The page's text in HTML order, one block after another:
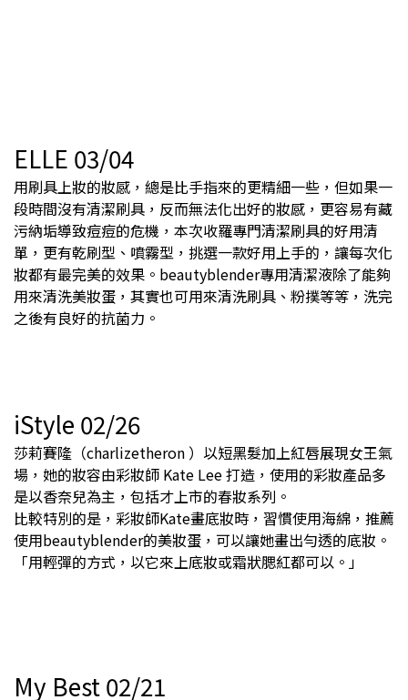
ELLE 03/04
用刷具上妝的妝感，總是比手指來的更精細一些，但如果一
段時間沒有清潔刷具，反而無法化出好的妝感，更容易有藏
污納垢導致痘痘的危機，本次收羅專門清潔刷具的好用清
單，更有乾刷型、噴霧型，挑選一款好用上手的，讓每次化
妝都有最完美的效果。beautyblender專用清潔液除了能夠
用來清洗美妝蛋，其實也可用來清洗刷具、粉撲等等，洗完
之後有良好的抗菌力。
iStyle 02/26
莎莉賽隆（charlizetheron ）以短黑髮加上紅唇展現女王氣
場，她的妝容由彩妝師 Kate Lee 打造，使用的彩妝產品多
是以香奈兒為主，包括才上市的春妝系列。
比較特別的是，彩妝師Kate畫底妝時，習慣使用海綿，推薦
使用beautyblender的美妝蛋，可以讓她畫出勻透的底妝。
「用輕彈的方式，以它來上底妝或霜狀腮紅都可以。」
My Best 02/21